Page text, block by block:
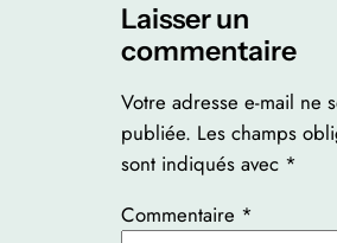
Laisser un
commentaire
Votre adresse e-mail ne
publiée. Les champs
sont indiqués avec *
Commentaire *